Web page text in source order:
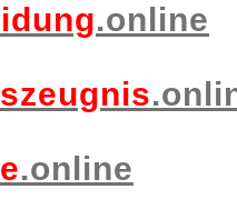
.online
.online